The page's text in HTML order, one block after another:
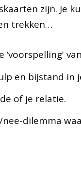
zijn. Je
trekken…
en bijstand in
of je relatie.
dilemma